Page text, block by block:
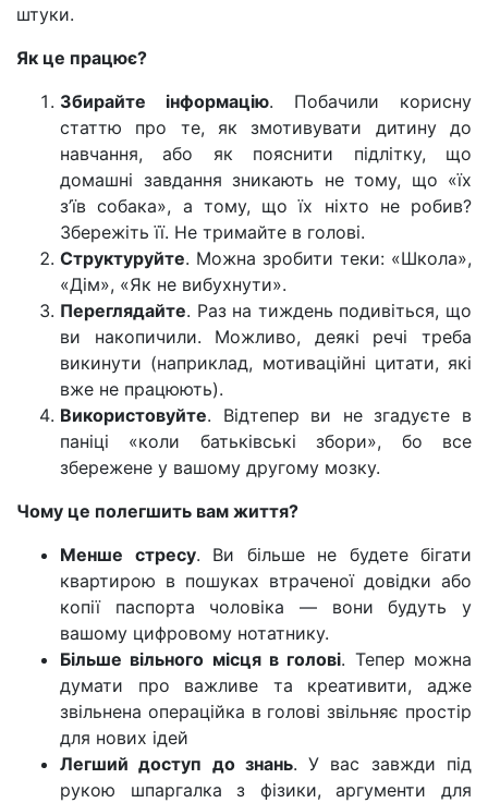
штуки.
Як це працює?
Збирайте інформацію. Побачили корисну
статтю про те, як змотивувати дитину до
навчання, або як пояснити підлітку, що
домашні завдання зникають не тому, що «їх
з’їв собака», а тому, що їх ніхто не робив?
Збережіть її. Не тримайте в голові.
Структуруйте. Можна зробити теки: «Школа»,
«Дім», «Як не вибухнути».
Переглядайте. Раз на тиждень подивіться, що
ви накопичили. Можливо, деякі речі треба
викинути (наприклад, мотиваційні цитати, які
вже не працюють).
Використовуйте. Відтепер ви не згадуєте в
паніці «коли батьківські збори», бо все
збережене у вашому другому мозку.
Чому це полегшить вам життя?
Менше стресу. Ви більше не будете бігати
квартирою в пошуках втраченої довідки або
копії паспорта чоловіка — вони будуть у
вашому цифровому нотатнику.
Більше вільного місця в голові. Тепер можна
думати про важливе та креативити, адже
звільнена операційка в голові звільняє простір
для нових ідей
Легший доступ до знань. У вас завжди під
рукою шпаргалка з фізики, аргументи для